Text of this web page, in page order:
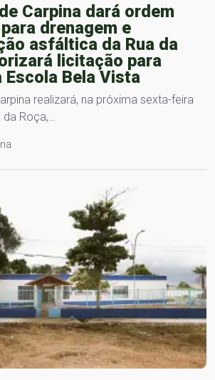
Carpina dará ordem
drenagem e
asfáltica da Rua da
licitação para
Bela Vista
realizará, na próxima sexta-feira
Roça,…